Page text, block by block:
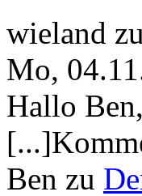
wieland zu
Mo,
Hallo
Ben zu